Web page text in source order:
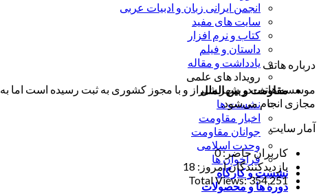
انجمن ایرانی زبان و ادبیات عربی
سایت های مفید
کتاب و نرم افزار
داستان و فیلم
یادداشت و مقاله
رویداد های علمی
مقاومت و بین الملل
نشست ها
اخبار مقاومت
جوانان مقاومت
وحدت اسلامی
فراخوان ها
نشست و کارگاه
دوره ها و محصولات
درباره هاتف
موسسه هاتف در شهر شیراز و با مجوز کشوری به ثبت رسیده است اما
مجازی انجام می‌شود.
آمار سایت
کاربران حاضر:0
بازدیدکنندگان امروز: 18
Total Views:354,251